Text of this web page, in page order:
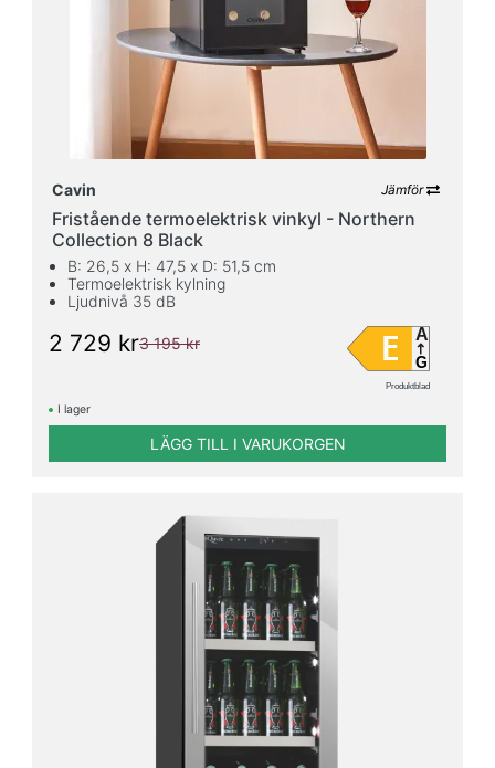
Cavin Jämför
Fristående termoelektrisk vinkyl - Northern
Collection 8 Black
B: 26,5 x H: 47,5 x D: 51,5 cm
Termoelektrisk kylning
Ljudnivå 35 dB
2 729 kr3 195 kr E A
G
Produktblad
I lager
LÄGG TILL I VARUKORGEN